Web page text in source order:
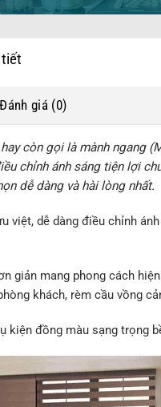
Đánh giá (0)
hay còn gọi là mành ngang
chỉnh ánh sáng tiện lợi
dễ dàng và hài lòng nhất.
việt, dễ dàng điều chỉnh
giản mang phong cách
khách, rèm cầu vồng
kiện đồng màu sạng trọng